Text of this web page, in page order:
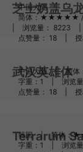
芝士奶盖乌
中国大陆
|
简体：★★★★★
浏览量： 8223
点赞量： 18
武汉英雄体
中国大陆 | 简
字重：1
浏览
点赞量： 18
Terrarum
韩国 | 简体
字重：1
浏览